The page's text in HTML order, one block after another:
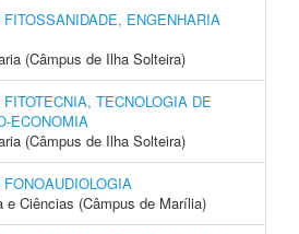
ENGENHARIA
(Câmpus de Ilha Solteira)
TECNOLOGIA DE
ECONOMIA
(Câmpus de Ilha Solteira)
e Ciências (Câmpus de Marília)